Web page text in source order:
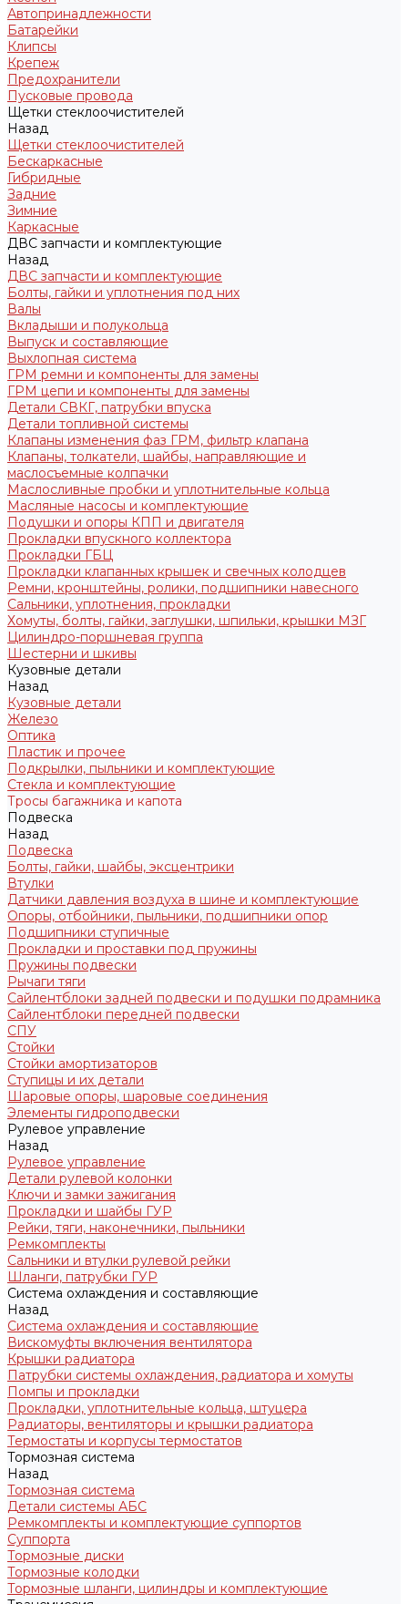
Автопринадлежности
Батарейки
Клипсы
Крепеж
Предохранители
Пусковые провода
Щетки стеклоочистителей
Назад
Щетки стеклоочистителей
Бескаркасные
Гибридные
Задние
Зимние
Каркасные
ДВС запчасти и комплектующие
Назад
ДВС запчасти и комплектующие
Болты, гайки и уплотнения под них
Валы
Вкладыши и полукольца
Выпуск и составляющие
Выхлопная система
ГРМ ремни и компоненты для замены
ГРМ цепи и компоненты для замены
Детали СВКГ, патрубки впуска
Детали топливной системы
Клапаны изменения фаз ГРМ, фильтр клапана
Клапаны, толкатели, шайбы, направляющие и
маслосъемные колпачки
Маслосливные пробки и уплотнительные кольца
Масляные насосы и комплектующие
Подушки и опоры КПП и двигателя
Прокладки впускного коллектора
Прокладки ГБЦ
Прокладки клапанных крышек и свечных колодцев
Ремни, кронштейны, ролики, подшипники навесного
Сальники, уплотнения, прокладки
Хомуты, болты, гайки, заглушки, шпильки, крышки МЗГ
Цилиндро-поршневая группа
Шестерни и шкивы
Кузовные детали
Назад
Кузовные детали
Железо
Оптика
Пластик и прочее
Подкрылки, пыльники и комплектующие
Стекла и комплектующие
Тросы багажника и капота
Подвеска
Назад
Подвеска
Болты, гайки, шайбы, эксцентрики
Втулки
Датчики давления воздуха в шине и комплектующие
Опоры, отбойники, пыльники, подшипники опор
Подшипники ступичные
Прокладки и проставки под пружины
Пружины подвески
Рычаги тяги
Сайлентблоки задней подвески и подушки подрамника
Сайлентблоки передней подвески
СПУ
Стойки
Стойки амортизаторов
Ступицы и их детали
Шаровые опоры, шаровые соединения
Элементы гидроподвески
Рулевое управление
Назад
Рулевое управление
Детали рулевой колонки
Ключи и замки зажигания
Прокладки и шайбы ГУР
Рейки, тяги, наконечники, пыльники
Ремкомплекты
Сальники и втулки рулевой рейки
Шланги, патрубки ГУР
Система охлаждения и составляющие
Назад
Система охлаждения и составляющие
Вискомуфты включения вентилятора
Крышки радиатора
Патрубки системы охлаждения, радиатора и хомуты
Помпы и прокладки
Прокладки, уплотнительные кольца, штуцера
Радиаторы, вентиляторы и крышки радиатора
Термостаты и корпусы термостатов
Тормозная система
Назад
Тормозная система
Детали системы АБС
Ремкомплекты и комплектующие суппортов
Суппорта
Тормозные диски
Тормозные колодки
Тормозные шланги, цилиндры и комплектующие